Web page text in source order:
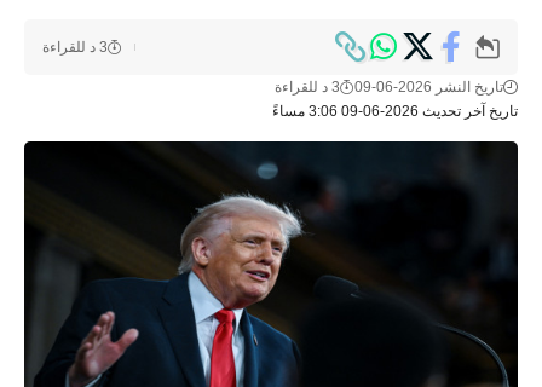
تاريخ آخر تحديث 2026-06-09 3:06 مساءً
تاريخ النشر 2026-06-09 3 د للقراءة
3 د للقراءة